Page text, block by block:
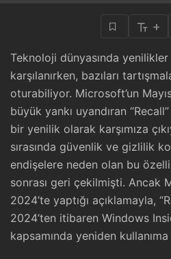
+
Teknoloji dünyasında
karşılanırken, bazıları
oturabiliyor. Microsoft’un
büyük yankı uyandıran
bir yenilik olarak karşımıza
sırasında güvenlik ve gizlilik
endişelere neden olan bu
sonrası geri çekilmişti. Ancak
2024’te yaptığı açıklamayla,
2024’ten itibaren Windows
kapsamında yeniden